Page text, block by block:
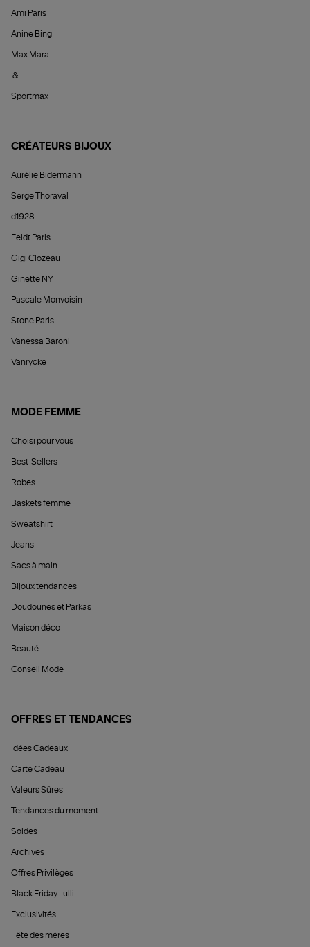
Ami Paris
Anine Bing
Max Mara
&
Sportmax
CRÉATEURS BIJOUX
Aurélie Bidermann
Serge Thoraval
d1928
Feidt Paris
Gigi Clozeau
Ginette NY
Pascale Monvoisin
Stone Paris
Vanessa Baroni
Vanrycke
MODE FEMME
Choisi pour vous
Best-Sellers
Robes
Baskets femme
Sweatshirt
Jeans
Sacs à main
Bijoux tendances
Doudounes et Parkas
Maison déco
Beauté
Conseil Mode
OFFRES ET TENDANCES
Idées Cadeaux
Carte Cadeau
Valeurs Sûres
Tendances du moment
Soldes
Archives
Offres Privilèges
Black Friday Lulli
Exclusivités
Fête des mères